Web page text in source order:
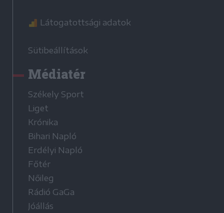
Látogatottsági adatok
Sütibeállítások
Médiatér
Székely Sport
Liget
Krónika
Bihari Napló
Erdélyi Napló
Főtér
Nőileg
Rádió GaGa
Jóállás